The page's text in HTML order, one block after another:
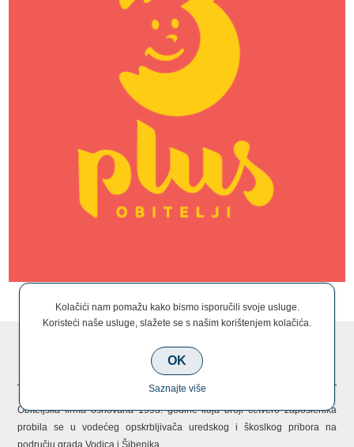
O NAMA
Obiteljska firma osnovana 1993. godine koja broji četvero zaposlenika
probila se u vodećeg opskrbljivača uredskog i škoslkog pribora na
području grada Vodica i Šibenika.
Kolačići nam pomažu kako bismo isporučili svoje usluge.
Koristeći naše usluge, slažete se s našim korištenjem kolačića.
OK
Saznajte više